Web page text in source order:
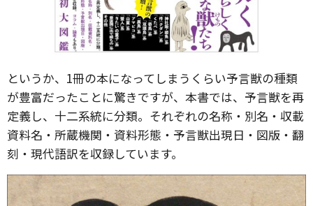
というか、1冊の本になってしまうくらい予言獣の種類
が豊富だったことに驚きですが、本書では、予言獣を再
定義し、十二系統に分類。それぞれの名称・別名・収載
資料名・所蔵機関・資料形態・予言獣出現日・図版・翻
刻・現代語訳を収録しています。